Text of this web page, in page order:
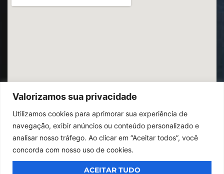
Valorizamos sua privacidade
Utilizamos cookies para aprimorar sua experiência de
navegação, exibir anúncios ou conteúdo personalizado e
analisar nosso tráfego. Ao clicar em “Aceitar todos”, você
concorda com nosso uso de cookies.
ACEITAR TUDO